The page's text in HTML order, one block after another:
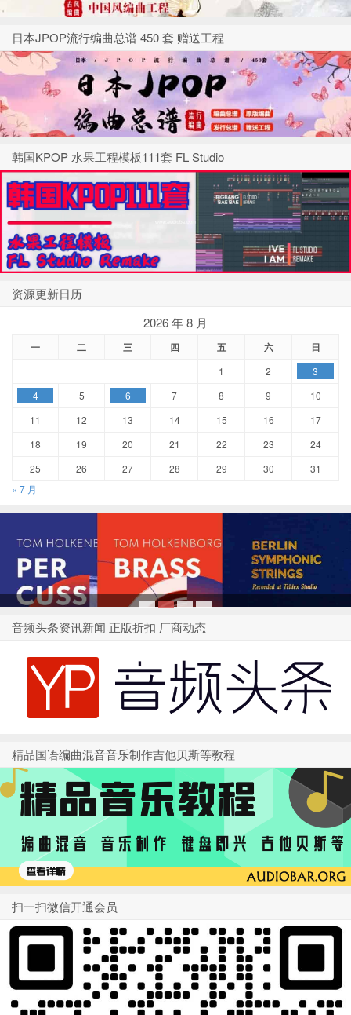
日本JPOP流行编曲总谱 450 套 赠送工程
韩国KPOP 水果工程模板111套 FL Studio
资源更新日历
2026 年 8 月
一 二 三 四 五 六 日
1 2
3
4
5 6 7 8 9
10
11
12 13 14 15 16
17
18
19 20 21 22 23
24
25
26 27 28 29 30
31
« 7 月
1 2 3 4
音频头条资讯新闻 正版折扣 厂商动态
精品国语编曲混音音乐制作吉他贝斯等教程
扫一扫微信开通会员